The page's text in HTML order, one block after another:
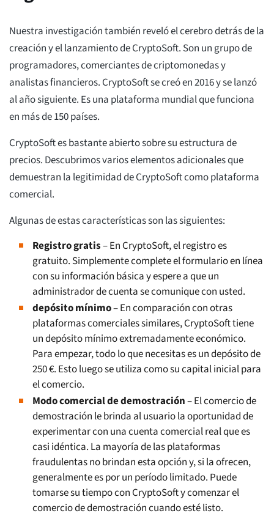
Nuestra investigación también reveló el cerebro detrás de la
creación y el lanzamiento de CryptoSoft. Son un grupo de
programadores, comerciantes de criptomonedas y
analistas financieros. CryptoSoft se creó en 2016 y se lanzó
al año siguiente. Es una plataforma mundial que funciona
en más de 150 países.
CryptoSoft es bastante abierto sobre su estructura de
precios. Descubrimos varios elementos adicionales que
demuestran la legitimidad de CryptoSoft como plataforma
comercial.
Algunas de estas características son las siguientes:
Registro gratis– En CryptoSoft, el registro es
gratuito. Simplemente complete el formulario en línea
con su información básica y espere a que un
administrador de cuenta se comunique con usted.
depósito mínimo– En comparación con otras
plataformas comerciales similares, CryptoSoft tiene
un depósito mínimo extremadamente económico.
Para empezar, todo lo que necesitas es un depósito de
250 €. Esto luego se utiliza como su capital inicial para
el comercio.
Modo comercial de demostración– El comercio de
demostración le brinda al usuario la oportunidad de
experimentar con una cuenta comercial real que es
casi idéntica. La mayoría de las plataformas
fraudulentas no brindan esta opción y, si la ofrecen,
generalmente es por un período limitado. Puede
tomarse su tiempo con CryptoSoft y comenzar el
comercio de demostración cuando esté listo.